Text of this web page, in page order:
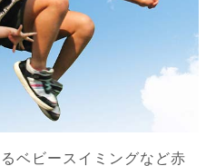
ベビースイミングなど赤